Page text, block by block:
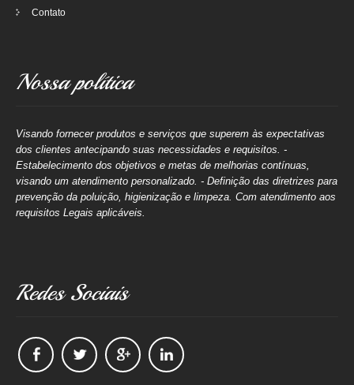
Contato
Nossa política
Visando fornecer produtos e serviços que superem às expectativas
dos clientes antecipando suas necessidades e requisitos. -
Estabelecimento dos objetivos e metas de melhorias contínuas,
visando um atendimento personalizado. - Definição das diretrizes para
prevenção da poluição, higienização e limpeza. Com atendimento aos
requisitos Legais aplicáveis.
Redes Sociais